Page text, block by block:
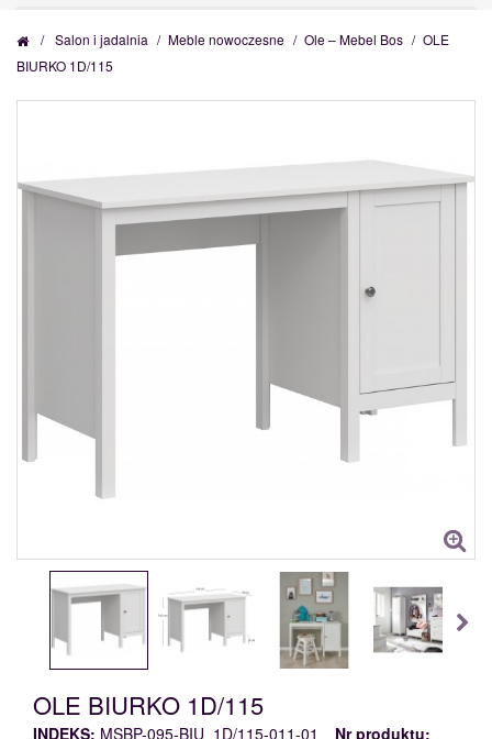
/ Salon i jadalnia / Meble nowoczesne / Ole – Mebel Bos / OLE
BIURKO 1D/115
OLE BIURKO 1D/115
INDEKS: MSBP-095-BIU_1D/115-011-01
Nr produktu: